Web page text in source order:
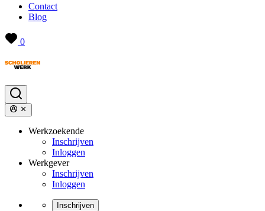
Contact
Blog
0
Werkzoekende
Inschrijven
Inloggen
Werkgever
Inschrijven
Inloggen
Inschrijven